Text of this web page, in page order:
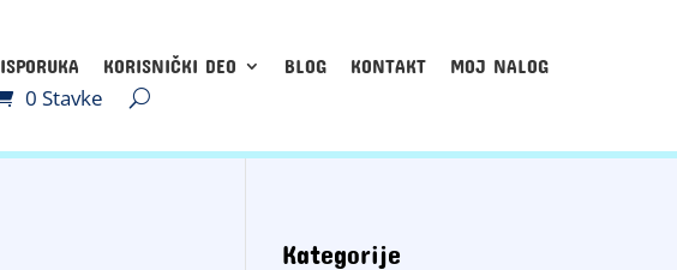
ISPORUKA KORISNIČKI DEO BLOG KONTAKT MOJ NALOG
0 Stavke
Kategorije